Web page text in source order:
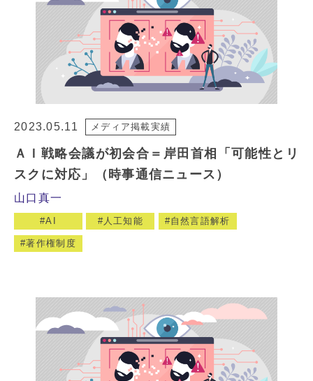
2023.05.11 メディア掲載実績
ＡＩ戦略会議が初会合＝岸田首相「可能性とリ
スクに対応」（時事通信ニュース）
山口真一
AI 人工知能 自然言語解析
著作権制度